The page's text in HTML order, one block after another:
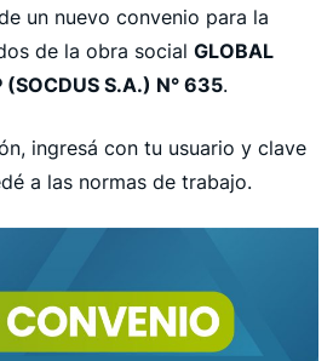
un nuevo convenio para la
de la obra social GLOBAL
(SOCDUS S.A.) N° 635.
ingresá con tu usuario y clave
a las normas de trabajo.